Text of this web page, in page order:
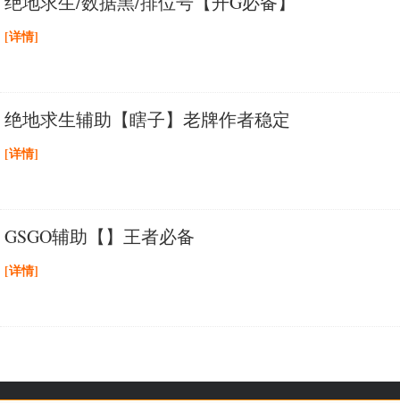
[详情]
绝地求生辅助【瞎子】老牌作者稳定
[详情]
GSGO辅助【】王者必备
[详情]